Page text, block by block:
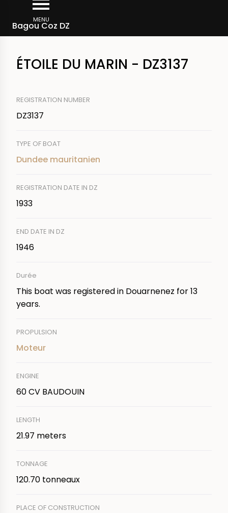
main
MENU
Bagou Coz DZ
Breadcrumb
ÉTOILE DU MARIN - DZ3137
REGISTRATION NUMBER
DZ3137
TYPE OF BOAT
Dundee mauritanien
REGISTRATION DATE IN DZ
1933
END DATE IN DZ
1946
Durée
This boat was registered in Douarnenez for 13
years.
PROPULSION
Moteur
ENGINE
60 CV BAUDOUIN
LENGTH
21.97 meters
TONNAGE
120.70 tonneaux
PLACE OF CONSTRUCTION